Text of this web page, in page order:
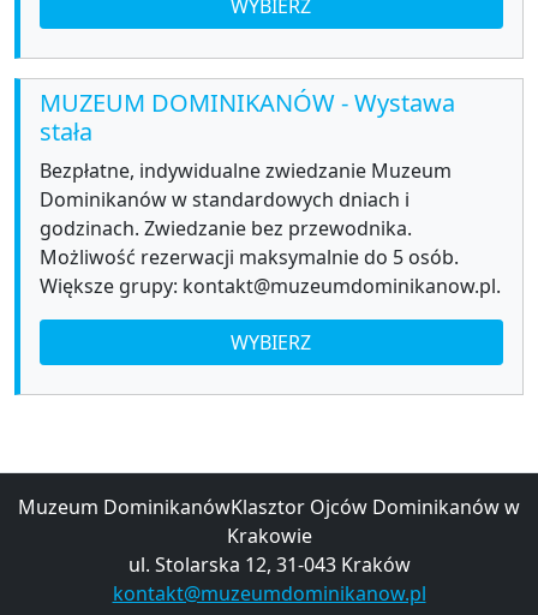
WYBIERZ
MUZEUM DOMINIKANÓW - Wystawa
stała
Bezpłatne, indywidualne zwiedzanie Muzeum
Dominikanów w standardowych dniach i
godzinach. Zwiedzanie bez przewodnika.
Możliwość rezerwacji maksymalnie do 5 osób.
Większe grupy: kontakt@muzeumdominikanow.pl.
WYBIERZ
Muzeum DominikanówKlasztor Ojców Dominikanów w
Krakowie
ul. Stolarska 12, 31-043 Kraków
kontakt@muzeumdominikanow.pl